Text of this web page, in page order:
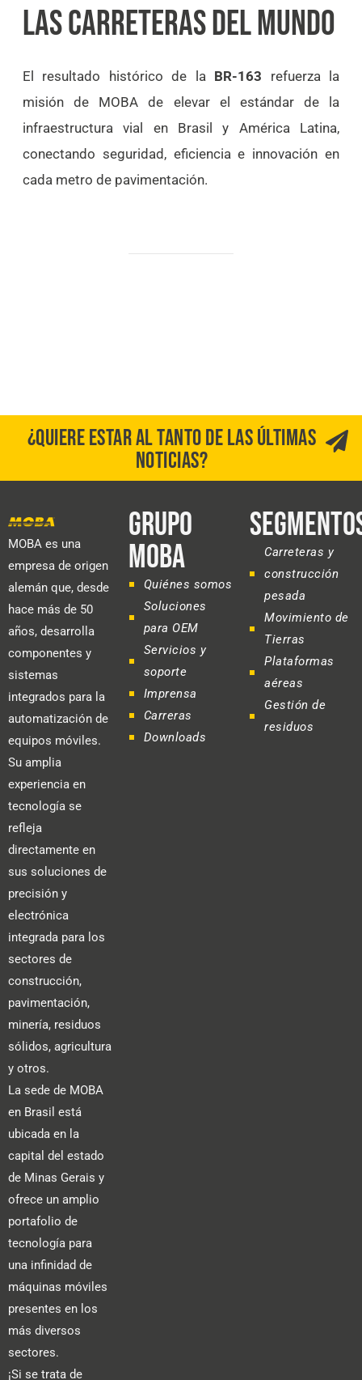
LAS CARRETERAS DEL MUNDO
El resultado histórico de la BR-163 refuerza la
misión de MOBA de elevar el estándar de la
infraestructura vial en Brasil y América Latina,
conectando seguridad, eficiencia e innovación en
cada metro de pavimentación.
¿QUIERE ESTAR AL TANTO DE LAS ÚLTIMAS
NOTICIAS?
MOBA es una
empresa de origen
alemán que, desde
hace más de 50
años, desarrolla
componentes y
sistemas
integrados para la
automatización de
equipos móviles.
Su amplia
experiencia en
tecnología se
refleja
directamente en
sus soluciones de
precisión y
electrónica
integrada para los
sectores de
construcción,
pavimentación,
minería, residuos
sólidos, agricultura
y otros.
La sede de MOBA
en Brasil está
ubicada en la
capital del estado
de Minas Gerais y
ofrece un amplio
portafolio de
tecnología para
una infinidad de
máquinas móviles
presentes en los
más diversos
sectores.
¡Si se trata de
GRUPO
MOBA
Quiénes somos
Soluciones
para OEM
Servicios y
soporte
Imprensa
Carreras
Downloads
Carreteras y
construcción
pesada
Movimiento de
Tierras
Plataformas
aéreas
Gestión de
residuos